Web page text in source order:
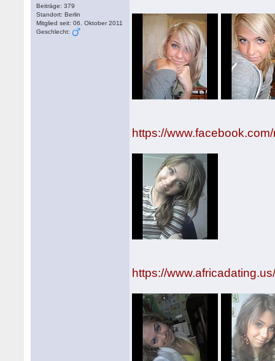
Beiträge: 379
Standort: Berlin
Mitglied seit: 06. Oktober 2011
Geschlecht:
https://
https://